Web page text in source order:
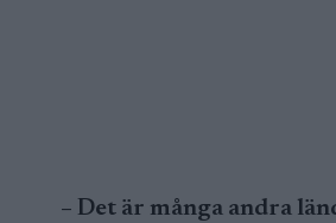
– Det är många andra